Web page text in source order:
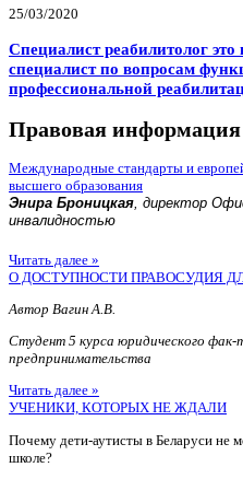
25/03/2020
Специалист реабилитолог
специалист по вопросам
профессиональной
Правовая информация
Международные стандарты и
высшего образования
Энира Броницкая, директор
инвалидностью
Читать далее »
О ДОСТУПНОСТИ ПРАВОСУДИЯ
Автор Вагин А.В.
Студент 5 курса юридического
предпринимательства
Читать далее »
УЧЕНИКИ, КОТОРЫХ НЕ ЖДАЛИ
Почему дети-аутисты в Беларуси не
школе?